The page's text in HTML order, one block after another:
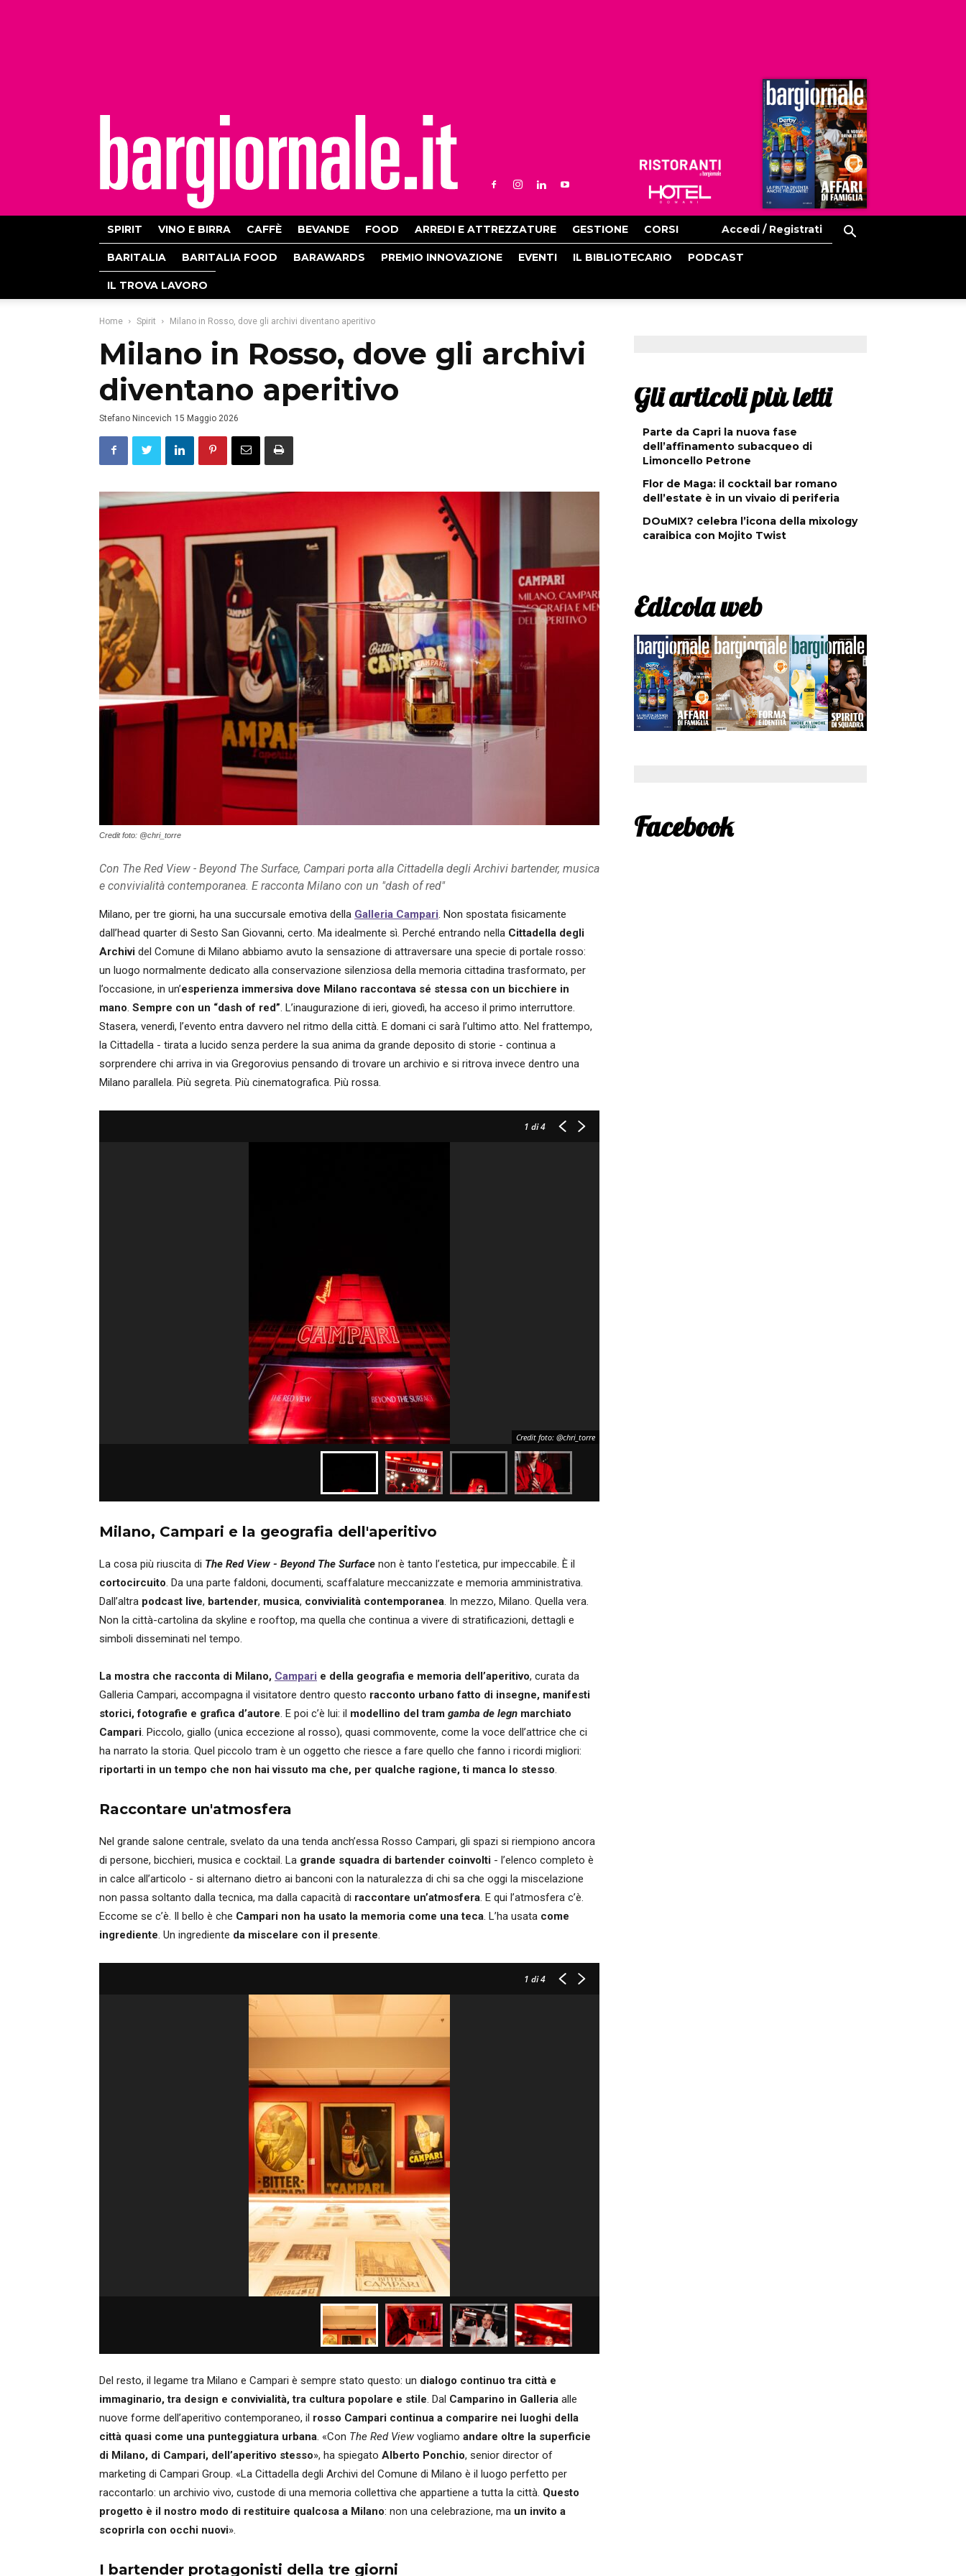
Ristoranti
Hoteldomani
SPIRIT VINO E BIRRA CAFFÈ BEVANDE FOOD ARREDI E ATTREZZATURE GESTIONE CORSI Accedi / Registrati
BARITALIA BARITALIA FOOD BARAWARDS PREMIO INNOVAZIONE EVENTI IL BIBLIOTECARIO PODCAST
IL TROVA LAVORO
Home Spirit Milano in Rosso, dove gli archivi diventano aperitivo
Milano in Rosso, dove gli archivi
diventano aperitivo
Stefano Nincevich 15 Maggio 2026
Credit foto: @chri_torre
Con The Red View - Beyond The Surface, Campari porta alla Cittadella degli Archivi bartender, musica
e convivialità contemporanea. E racconta Milano con un "dash of red"
Milano, per tre giorni, ha una succursale emotiva della Galleria Campari. Non spostata fisicamente
dall’head quarter di Sesto San Giovanni, certo. Ma idealmente sì. Perché entrando nella Cittadella degli
Archivi del Comune di Milano abbiamo avuto la sensazione di attraversare una specie di portale rosso:
un luogo normalmente dedicato alla conservazione silenziosa della memoria cittadina trasformato, per
l’occasione, in un’esperienza immersiva dove Milano raccontava sé stessa con un bicchiere in
mano. Sempre con un “dash of red”. L’inaugurazione di ieri, giovedì, ha acceso il primo interruttore.
Stasera, venerdì, l’evento entra davvero nel ritmo della città. E domani ci sarà l’ultimo atto. Nel frattempo,
la Cittadella - tirata a lucido senza perdere la sua anima da grande deposito di storie - continua a
sorprendere chi arriva in via Gregorovius pensando di trovare un archivio e si ritrova invece dentro una
Milano parallela. Più segreta. Più cinematografica. Più rossa.
1 di 4
Credit foto: @chri_torre
Milano, Campari e la geografia dell'aperitivo
La cosa più riuscita di The Red View - Beyond The Surface non è tanto l’estetica, pur impeccabile. È il
cortocircuito. Da una parte faldoni, documenti, scaffalature meccanizzate e memoria amministrativa.
Dall’altra podcast live, bartender, musica, convivialità contemporanea. In mezzo, Milano. Quella vera.
Non la città-cartolina da skyline e rooftop, ma quella che continua a vivere di stratificazioni, dettagli e
simboli disseminati nel tempo.
La mostra che racconta di Milano, Campari e della geografia e memoria dell’aperitivo, curata da
Galleria Campari, accompagna il visitatore dentro questo racconto urbano fatto di insegne, manifesti
storici, fotografie e grafica d’autore. E poi c’è lui: il modellino del tram gamba de legn marchiato
Campari. Piccolo, giallo (unica eccezione al rosso), quasi commovente, come la voce dell’attrice che ci
ha narrato la storia. Quel piccolo tram è un oggetto che riesce a fare quello che fanno i ricordi migliori:
riportarti in un tempo che non hai vissuto ma che, per qualche ragione, ti manca lo stesso.
Raccontare un'atmosfera
Nel grande salone centrale, svelato da una tenda anch’essa Rosso Campari, gli spazi si riempiono ancora
di persone, bicchieri, musica e cocktail. La grande squadra di bartender coinvolti - l’elenco completo è
in calce all’articolo - si alternano dietro ai banconi con la naturalezza di chi sa che oggi la miscelazione
non passa soltanto dalla tecnica, ma dalla capacità di raccontare un’atmosfera. E qui l’atmosfera c’è.
Eccome se c’è. Il bello è che Campari non ha usato la memoria come una teca. L’ha usata come
ingrediente. Un ingrediente da miscelare con il presente.
1 di 4
Del resto, il legame tra Milano e Campari è sempre stato questo: un dialogo continuo tra città e
immaginario, tra design e convivialità, tra cultura popolare e stile. Dal Camparino in Galleria alle
nuove forme dell’aperitivo contemporaneo, il rosso Campari continua a comparire nei luoghi della
città quasi come una punteggiatura urbana. «Con The Red View vogliamo andare oltre la superficie
di Milano, di Campari, dell’aperitivo stesso», ha spiegato Alberto Ponchio, senior director of
marketing di Campari Group. «La Cittadella degli Archivi del Comune di Milano è il luogo perfetto per
raccontarlo: un archivio vivo, custode di una memoria collettiva che appartiene a tutta la città. Questo
progetto è il nostro modo di restituire qualcosa a Milano: non una celebrazione, ma un invito a
scoprirla con occhi nuovi».
I bartender protagonisti della tre giorni
Gli articoli più letti
Parte da Capri la nuova fase
dell’affinamento subacqueo di
Limoncello Petrone
Flor de Maga: il cocktail bar romano
dell’estate è in un vivaio di periferia
DOuMIX? celebra l’icona della mixology
caraibica con Mojito Twist
Edicola web
Facebook